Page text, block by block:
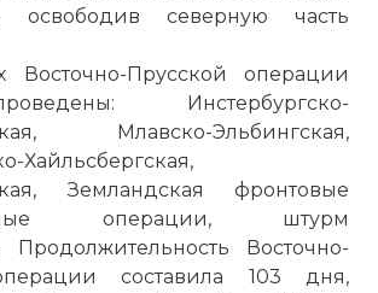
северную часть
Восточно-Прусской операции
Инстербургско-
Млавско-Эльбингская,
Хайльсбергская,
Земландская фронтовые
операции, штурм
Продолжительность Восточно-
составила 103 дня,